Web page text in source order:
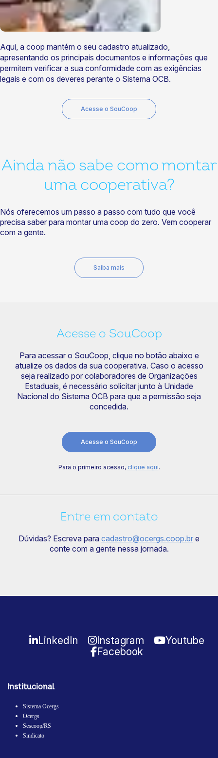
Aqui, a coop mantém o seu cadastro atualizado,
apresentando os principais documentos e informações que
permitem verificar a sua conformidade com as exigências
legais e com os deveres perante o Sistema OCB.
Acesse o SouCoop
Ainda não sabe como montar
uma cooperativa?
Nós oferecemos um passo a passo com tudo que você
precisa saber para montar uma coop do zero. Vem cooperar
com a gente.
Saiba mais
Acesse o SouCoop
Para acessar o SouCoop, clique no botão abaixo e
atualize os dados da sua cooperativa. Caso o acesso
seja realizado por colaboradores de Organizações
Estaduais, é necessário solicitar junto à Unidade
Nacional do Sistema OCB para que a permissão seja
concedida.
Acesse o SouCoop
Para o primeiro acesso, clique aqui.
Entre em contato
Dúvidas? Escreva para cadastro@ocergs.coop.br e
conte com a gente nessa jornada.
LinkedIn Instagram
Youtube
Facebook
Institucional
Sistema Ocergs
Ocergs
Sescoop/RS
Sindicato